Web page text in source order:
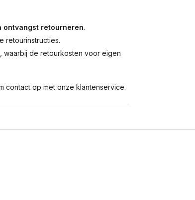
ontvangst retourneren.
retourinstructies.
, waarbij de retourkosten voor eigen
contact op met onze klantenservice.